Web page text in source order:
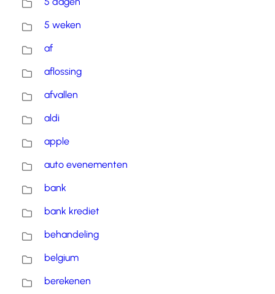
5 weken
af
aflossing
afvallen
aldi
apple
auto evenementen
bank
bank krediet
behandeling
belgium
berekenen